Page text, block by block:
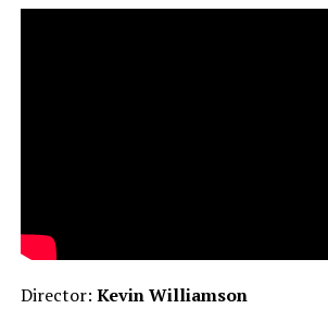
Director: Kevin Williamson